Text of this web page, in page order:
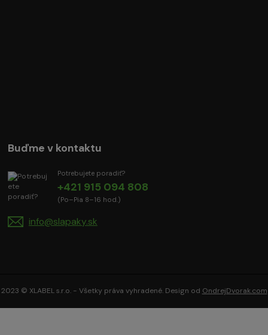
Buďme v kontaktu
Potrebujete poradiť?
+421 915 094 808
(Po–Pia 8–16 hod.)
info@slapaky.sk
2023 © XLABEL s.r.o. - Všetky práva vyhradené. Design od OndrejDvorak.com